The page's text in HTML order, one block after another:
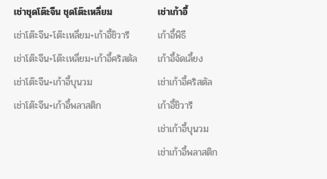
เช่าชุดโต๊ะจีน ชุดโต๊ะเหลี่ยม
เช่าโต๊ะจีน+โต๊ะเหลี่ยม+เก้าอี้ชิวารี
เช่าโต๊ะจีน+โต๊ะเหลี่ยม+เก้าอี้คริสตัล
เช่าโต๊ะจีน+เก้าอี้บุนวม
เช่าโต๊ะจีน+เก้าอี้พลาสติก
เช่าเก้าอี้
เก้าอี้พิธี
เก้าอี้จัดเลี้ยง
เช่าเก้าอี้คริสตัล
เก้าอี้ชิวารี
เช่าเก้าอี้บุนวม
เช่าเก้าอี้พลาสติก